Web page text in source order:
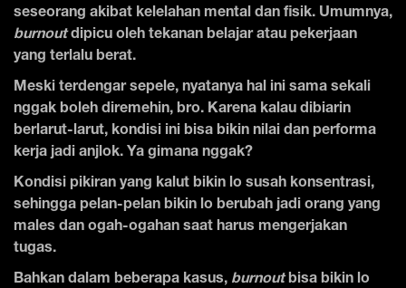
seseorang akibat kelelahan mental dan fisik. Umumnya,
burnoutdipicu oleh tekanan belajar atau pekerjaan
yang terlalu berat.
Meski terdengar sepele, nyatanya hal ini sama sekali
nggak boleh diremehin, bro. Karena kalau dibiarin
berlarut-larut, kondisi ini bisa bikin nilai dan performa
kerja jadi anjlok. Ya gimana nggak?
Kondisi pikiran yang kalut bikin lo susah konsentrasi,
sehingga pelan-pelan bikin lo berubah jadi orang yang
males dan ogah-ogahan saat harus mengerjakan
tugas.
Bahkan dalam beberapa kasus, burnoutbisa bikin lo